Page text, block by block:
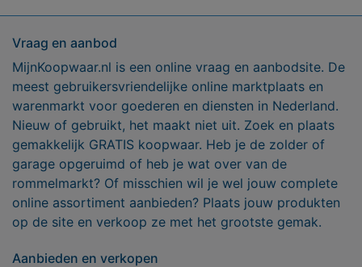
Vraag en aanbod
MijnKoopwaar.nl is een online vraag en aanbodsite. De
meest gebruikersvriendelijke online marktplaats en
warenmarkt voor goederen en diensten in Nederland.
Nieuw of gebruikt, het maakt niet uit. Zoek en plaats
gemakkelijk GRATIS koopwaar. Heb je de zolder of
garage opgeruimd of heb je wat over van de
rommelmarkt? Of misschien wil je wel jouw complete
online assortiment aanbieden? Plaats jouw produkten
op de site en verkoop ze met het grootste gemak.
Aanbieden en verkopen